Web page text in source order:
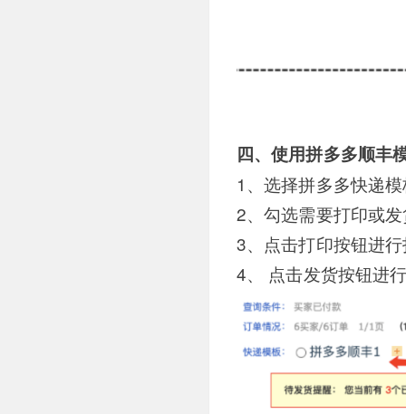
四、使用拼多多顺丰
1、选择拼多多快递
2、勾选需要打印或
3、点击打印按钮进
4、 点击发货按钮进